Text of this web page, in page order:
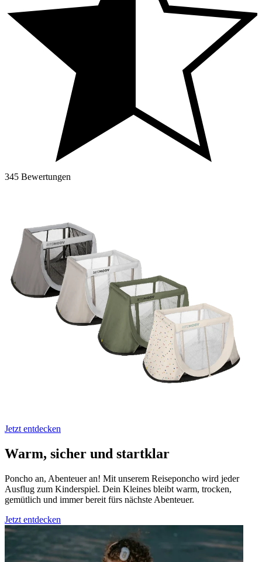
345 Bewertungen
Jetzt entdecken
Warm, sicher und startklar
Poncho an, Abenteuer an! Mit unserem Reiseponcho wird jeder
Ausflug zum Kinderspiel. Dein Kleines bleibt warm, trocken,
gemütlich und immer bereit fürs nächste Abenteuer.
Jetzt entdecken